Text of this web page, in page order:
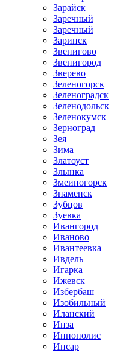
Зарайск
Заречный
Заречный
Заринск
Звенигово
Звенигород
Зверево
Зеленогорск
Зеленоградск
Зеленодольск
Зеленокумск
Зерноград
Зея
Зима
Златоуст
Злынка
Змеиногорск
Знаменск
Зубцов
Зуевка
Ивангород
Иваново
Ивантеевка
Ивдель
Игарка
Ижевск
Избербаш
Изобильный
Иланский
Инза
Иннополис
Инсар